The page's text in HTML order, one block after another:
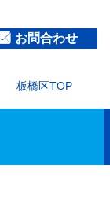
お問合わせ
板橋区TOP